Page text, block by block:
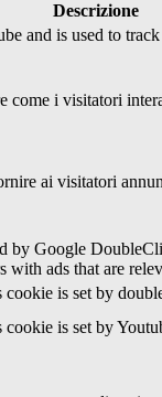
Descrizione
and is used to
i visitatori
ai visitatori
by Google
with ads that are
cookie is set by
cookie is set by